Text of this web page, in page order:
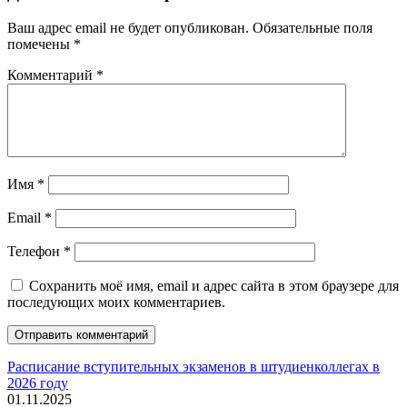
Ваш адрес email не будет опубликован. Обязательные поля
помечены *
Комментарий *
Имя *
Email *
Телефон *
Сохранить моё имя, email и адрес сайта в этом браузере для
последующих моих комментариев.
Расписание вступительных экзаменов в штудиенколлегах в
2026 году
01.11.2025